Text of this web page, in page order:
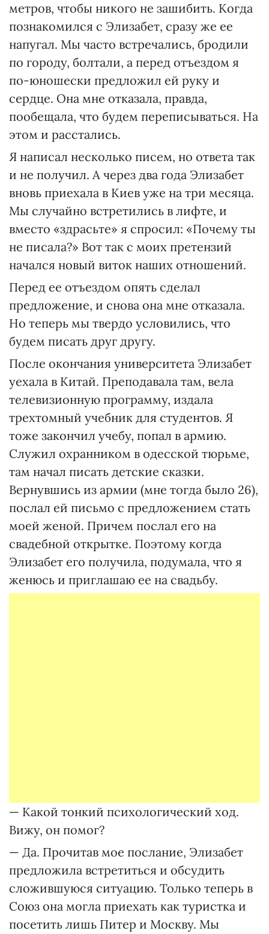
метров, чтобы никого не зашибить. Когда
познакомился с Элизабет, сразу же ее
напугал. Мы часто встречались, бродили
по городу, болтали, а перед отъездом я
по-юношески предложил ей руку и
сердце. Она мне отказала, правда,
пообещала, что будем переписываться. На
этом и расстались.
Я написал несколько писем, но ответа так
и не получил. А через два года Элизабет
вновь приехала в Киев уже на три месяца.
Мы случайно встретились в лифте, и
вместо «здрасьте» я спросил: «Почему ты
не писала?» Вот так с моих претензий
начался новый виток наших отношений.
Перед ее отъездом опять сделал
предложение, и снова она мне отказала.
Но теперь мы твердо условились, что
будем писать друг другу.
После окончания университета Элизабет
уехала в Китай. Преподавала там, вела
телевизионную программу, издала
трехтомный учебник для студентов. Я
тоже закончил учебу, попал в армию.
Служил охранником в одесской тюрьме,
там начал писать детские сказки.
Вернувшись из армии (мне тогда было 26),
послал ей письмо с предложением стать
моей женой. Причем послал его на
свадебной открытке. Поэтому когда
Элизабет его получила, подумала, что я
женюсь и приглашаю ее на свадьбу.
— Какой тонкий психологический ход.
Вижу, он помог?
— Да. Прочитав мое послание, Элизабет
предложила встретиться и обсудить
сложившуюся ситуацию. Только теперь в
Союз она могла приехать как туристка и
посетить лишь Питер и Москву. Мы